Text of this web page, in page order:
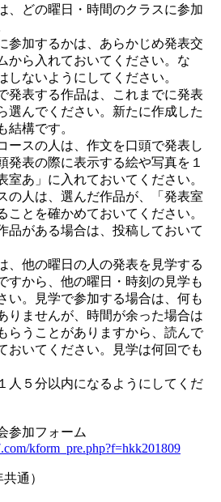
、どの曜日・時間のクラスに参加
参加するかは、あらかじめ発表交
から入れておいてください。な
しないようにしてください。
発表する作品は、これまでに発表
選んでください。新たに作成した
結構です。
ースの人は、作文を口頭で発表し
発表の際に表示する絵や写真を１
室あ」に入れておいてください。
の人は、選んだ作品が、「発表室
ことを確かめておいてください。
品がある場合は、投稿しておいて
、他の曜日の人の発表を見学する
すから、他の曜日・時刻の見学も
い。見学で参加する場合は、何も
りませんが、時間が余った場合は
らうことがありますから、読んで
おいてください。見学は何回でも
人５分以内になるようにしてくだ
参加フォーム
kform_pre.php?f=hkk201809
通）